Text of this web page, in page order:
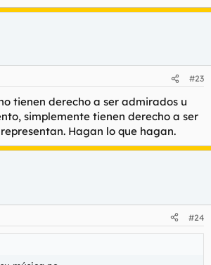
#23
tienen derecho a ser admirados u
simplemente tienen derecho a ser
Hagan lo que hagan.
#24